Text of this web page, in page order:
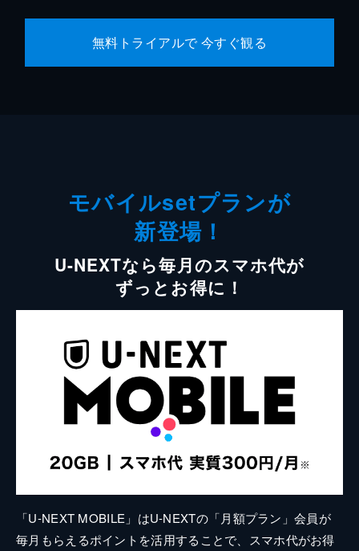
無料トライアルで 今すぐ観る
モバイルsetプランが
新登場！
U-NEXTなら毎月のスマホ代が
ずっとお得に！
「U-NEXT MOBILE」はU-NEXTの「月額プラン」会員が
毎月もらえるポイントを活用することで、スマホ代がお得